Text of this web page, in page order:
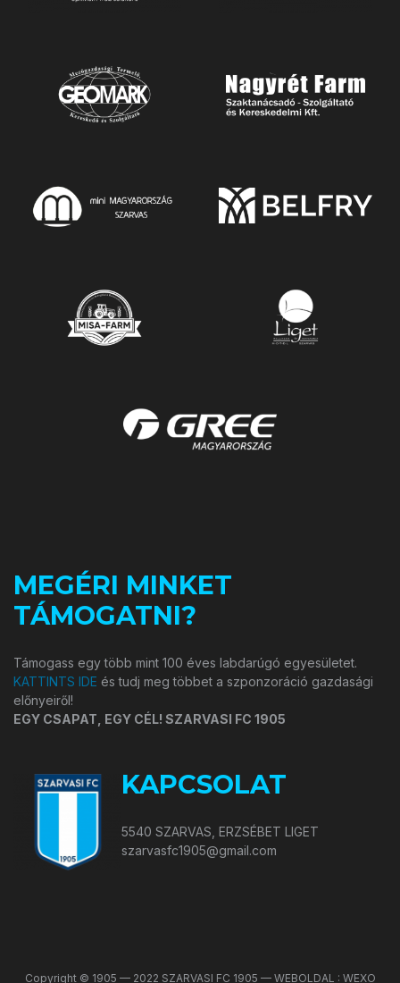
MEGÉRI MINKET
TÁMOGATNI?
Támogass egy több mint 100 éves labdarúgó egyesületet.
KATTINTS IDE és tudj meg többet a szponzoráció gazdasági
előnyeiről!
EGY CSAPAT, EGY CÉL! SZARVASI FC 1905
KAPCSOLAT
5540 SZARVAS, ERZSÉBET LIGET
szarvasfc1905@gmail.com
Copyright © 1905 — 2022 SZARVASI FC 1905 — WEBOLDAL : WEXO